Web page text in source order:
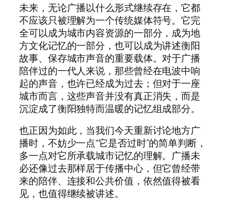
未来，无论广播以什么形式继续存在，它都
不应该只被理解为一个传统媒体符号。它完
全可以成为城市内容资源的一部分，成为地
方文化记忆的一部分，也可以成为讲述衡阳
故事、保存城市声音的重要载体。对于广播
陪伴过的一代人来说，那些曾经在电波中响
起的声音，也许已经成为过去；但对于一座
城市而言，这些声音并没有真正消失，而是
沉淀成了衡阳独特而温暖的记忆组成部分。
也正因为如此，当我们今天重新讨论地方广
播时，不妨少一点“它是否过时”的简单判断，
多一点对它所承载城市记忆的理解。广播未
必还像过去那样居于传播中心，但它曾经带
来的陪伴、连接和公共价值，依然值得被看
见，也值得继续被讲述。